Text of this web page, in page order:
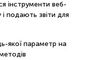
інструменти веб-
і подають звіти для
якої параметр на